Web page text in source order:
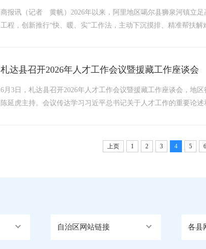
商报讯（记者 黄帆）2026年以来，阿里地区噶尔县狮泉河镇立
工程，创新推行“快、暖、实”工作法，主动下沉摸排、精准帮扶
札达县召开2026年人才工作会议暨援藏工作座谈会
6月3日，札达县召开2026年人才工作会议暨援藏工作座谈会，地
陈延虎主持。会议传达学习习近平总书记关于人才工作的重要论
上页 1 2 3 4 5 6
自治区网站链接 各县